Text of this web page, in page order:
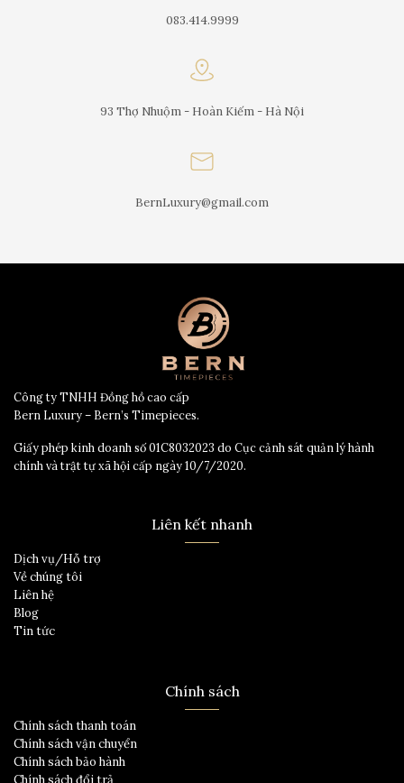
083.414.9999
93 Thợ Nhuộm - Hoàn Kiếm - Hà Nội
BernLuxury@gmail.com
Công ty TNHH Đồng hồ cao cấp
Bern Luxury – Bern’s Timepieces.
Giấy phép kinh doanh số 01C8032023 do Cục cảnh sát quản lý hành
chính và trật tự xã hội cấp ngày 10/7/2020.
Liên kết nhanh
Dịch vụ/Hỗ trợ
Về chúng tôi
Liên hệ
Blog
Tin tức
Chính sách
Chính sách thanh toán
Chính sách vận chuyển
Chính sách bảo hành